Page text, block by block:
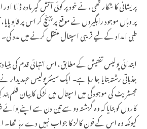
پریشانی کا شکار تھی، نے خود پر کوئی آتش گیر مادہ ڈالا
پر وہاں موجود راہگیروں نے موقع پر پہنچ کر اس پر قابو
طبی امداد کے لیے قریبی اسپتال منتقل کرنے میں مدد کی۔
ابتدائی پولیس تفتیش کے مطابق، اس انتہائی قدم کی
جذباتی رشتہ بتایا جا رہا ہے۔ ایک سینئر پولیس عہدیدار
مجسٹریٹ کی موجودگی میں اسپتال میں لڑکی کا بیان قلم بند
کاروں کو بتایا کہ وہ گزشتہ دو سے تین دن سے اپنے بوائے
کیونکہ وہ اس کے فون کالز کا جواب نہیں دے رہا تھا۔